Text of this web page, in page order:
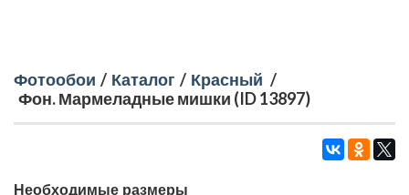
Фотообои / Каталог / Красный /
Фон. Мармеладные мишки (ID 13897)
Необходимые размеры